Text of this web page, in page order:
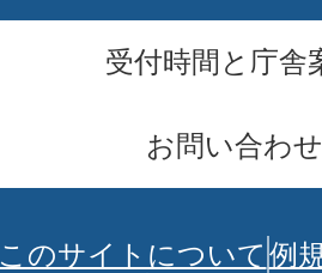
受付時間と庁舎
お問い合わせ
このサイトについて 例